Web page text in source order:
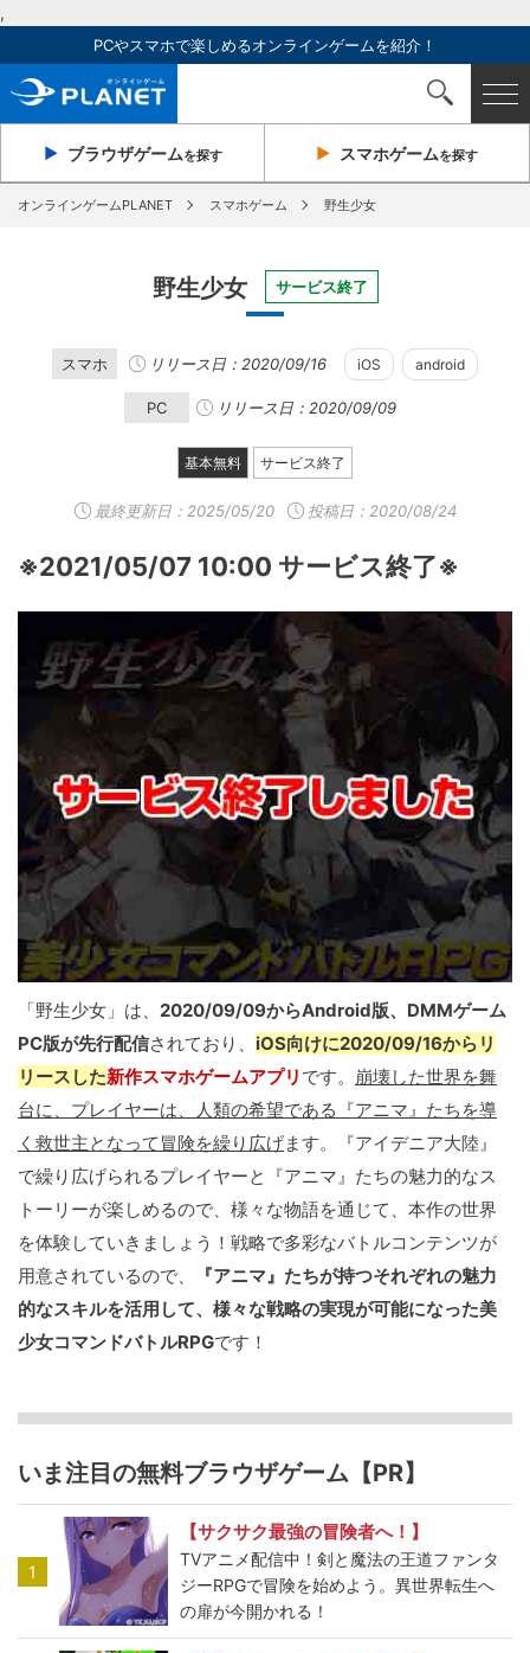
,
PCやスマホで楽しめるオンラインゲームを紹介！
ブラウザゲームを探す スマホゲームを探す
オンラインゲームPLANET スマホゲーム 野生少女
野生少女 サービス終了
スマホ リリース日：2020/09/16 iOS android
PC リリース日：2020/09/09
基本無料 サービス終了
最終更新日： 2025/05/20 投稿日：2020/08/24
※2021/05/07 10:00 サービス終了※
「野生少女」は、 2020/09/09からAndroid版、DMMゲーム
PC版が先行配信されており、 iOS向けに2020/09/16からリ
リースした新作スマホゲームアプリ です。
崩壊した世界を舞
台に、プレイヤーは、人類の希望である『アニマ』たちを導
く救世主となって冒険を繰り広げます。『アイデニア大陸』
で繰り広げられるプレイヤーと『アニマ』たちの魅力的なス
トーリーが楽しめるので、様々な物語を通じて、本作の世界
を体験していきましょう！戦略で多彩なバトルコンテンツが
用意されているので、
『アニマ』たちが持つそれぞれの魅力
的なスキルを活用して、様々な戦略の実現が可能になった美
少女コマンドバトルRPGです！
いま注目の無料ブラウザゲーム【PR】
1
【サクサク最強の冒険者へ！】
TVアニメ配信中！剣と魔法の王道ファンタ
ジーRPGで冒険を始めよう。異世界転生へ
の扉が今開かれる！